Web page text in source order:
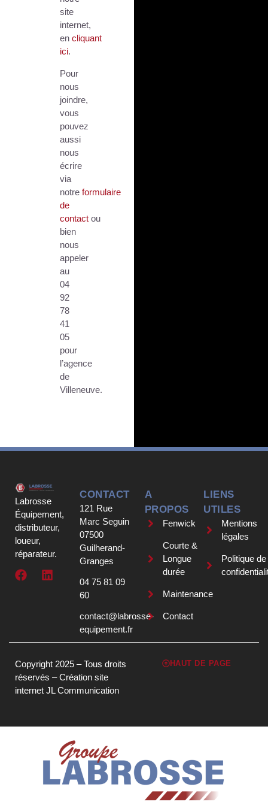
site
internet,
en cliquant
ici.
Pour
nous
joindre,
vous
pouvez
aussi
nous
écrire
via
notre formulaire
de
contact ou
bien
nous
appeler
au
04
92
78
41
05
pour
l’agence
de
Villeneuve.
Labrosse
Équipement,
distributeur,
loueur,
réparateur.
CONTACT
121 Rue
Marc Seguin
07500
Guilherand-
Granges
04 75 81 09
60
contact@labrosse-
equipement.fr
A
PROPOS
Fenwick
Courte &
Longue
durée
Maintenance
Contact
LIENS
UTILES
Mentions
légales
Politique de
Copyright 2025 – Tous droits
réservés –Création site
internet JL Communication
HAUT DE PAGE